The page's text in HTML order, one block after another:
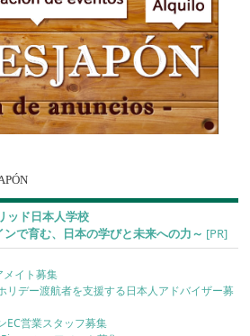
ッド日本人学校
ンで育む、日本の学びと未来への力～ [PR]
メイト募集
リデー渡航者を支援する日本人アドバイザー募
EC営業スタッフ募集